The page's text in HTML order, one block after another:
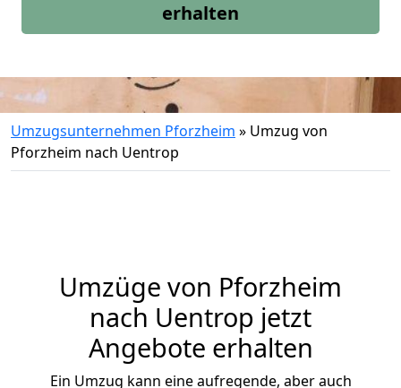
erhalten
Umzugsunternehmen Pforzheim » Umzug von
Pforzheim nach Uentrop
Umzüge von Pforzheim
nach Uentrop jetzt
Angebote erhalten
Ein Umzug kann eine aufregende, aber auch